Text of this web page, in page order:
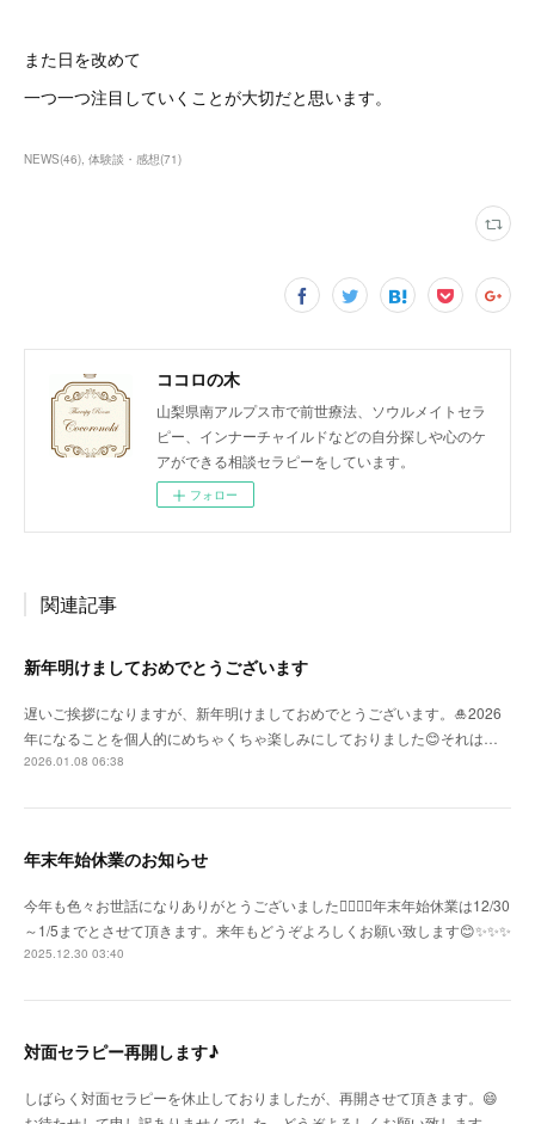
また日を改めて
一つ一つ注目していくことが大切だと思います。
NEWS(46) 体験談・感想(71)
ココロの木
山梨県南アルプス市で前世療法、ソウルメイトセラ
ピー、インナーチャイルドなどの自分探しや心のケ
アができる相談セラピーをしています。
フォロー
関連記事
新年明けましておめでとうございます
遅いご挨拶になりますが、新年明けましておめでとうございます。🎍2026
年になることを個人的にめちゃくちゃ楽しみにしておりました😊それは…
2026.01.08 06:38
年末年始休業のお知らせ
今年も色々お世話になりありがとうございました🙇‍♀️🙇‍♀️年末年始休業は12/30
～1/5までとさせて頂きます。来年もどうぞよろしくお願い致します😊✨✨✨
2025.12.30 03:40
対面セラピー再開します♪
しばらく対面セラピーを休止しておりましたが、再開させて頂きます。😄